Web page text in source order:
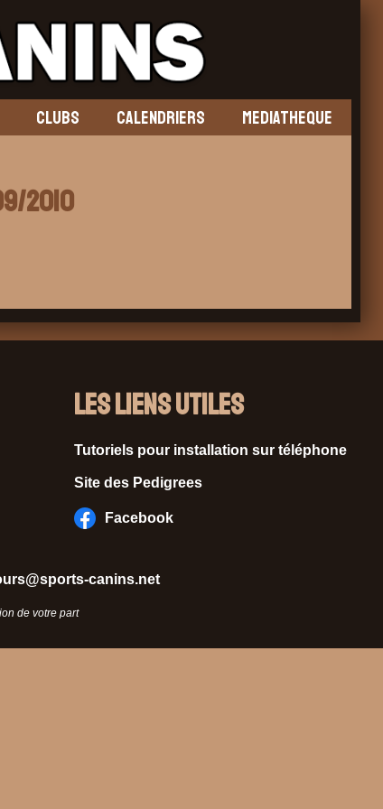
CLUBS CALENDRIERS MEDIATHEQUE
2010
Les liens utiles
Tutoriels pour installation sur téléphone
Site des Pedigrees
Facebook
canins.net
de votre part